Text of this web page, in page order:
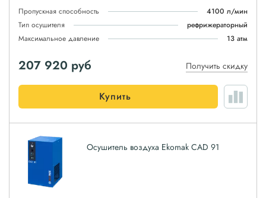
Пропускная способность
4100 л/мин
Тип осушителя
рефрижераторный
Максимальное давление
13 атм
207 920 руб Получить скидку
Купить
Осушитель воздуха Ekomak CAD 91